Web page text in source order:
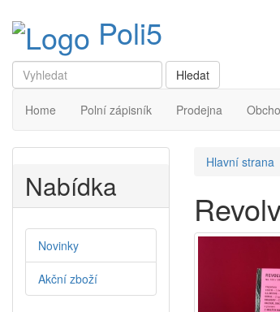
Poli5
Home Polní zápisník Prodejna
Hlavní strana
Nabídka
Novinky
Akční zboží